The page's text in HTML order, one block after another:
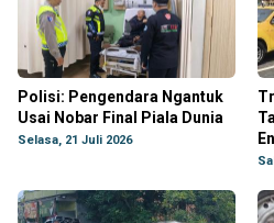
Polisi: Pengendara Ngantuk
Usai Nobar Final Piala Dunia
Selasa, 21 Juli 2026